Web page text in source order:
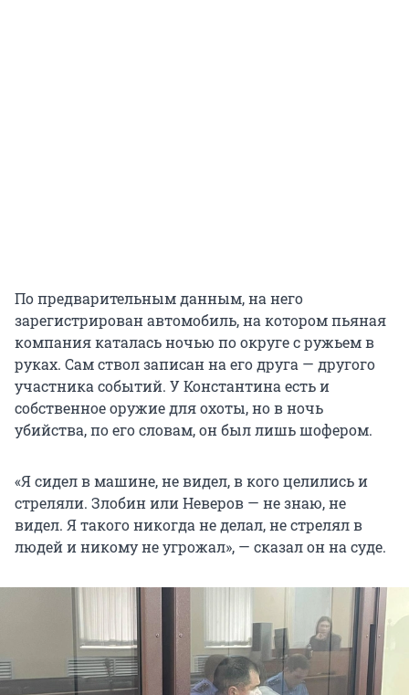
По предварительным данным, на него
зарегистрирован автомобиль, на котором пьяная
компания каталась ночью по округе с ружьем в
руках. Сам ствол записан на его друга — другого
участника событий. У Константина есть и
собственное оружие для охоты, но в ночь
убийства, по его словам, он был лишь шофером.
«Я сидел в машине, не видел, в кого целились и
стреляли. Злобин или Неверов — не знаю, не
видел. Я такого никогда не делал, не стрелял в
людей и никому не угрожал», — сказал он на суде.